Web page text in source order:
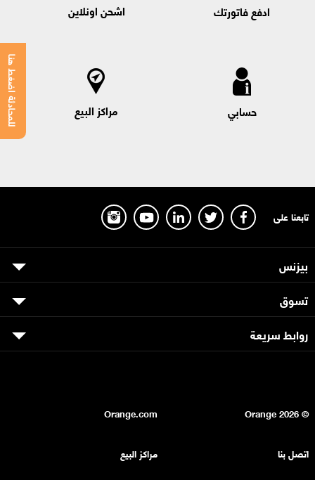
ادفع فاتورتك اشحن اونلاين
حسابي مراكز البيع للمحادثة اضغط هنا
تابعنا على
بيزنس
تسوق
روابط سريعة
© Orange
2026
Orange.com
اتصل بنا مراكز البيع